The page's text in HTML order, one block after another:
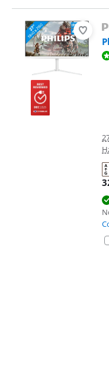
Beoordeling is 8,8 van de